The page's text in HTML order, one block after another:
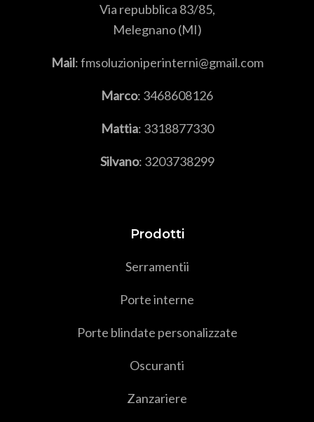
Via repubblica 83/85,
Melegnano (MI)
Mail: fmsoluzioniperinterni@gmail.com
Marco: 3468608126
Mattia: 3318877330
Silvano: 3203738299
Prodotti
Serramentii
Porte interne
Porte blindate personalizzate
Oscuranti
Zanzariere